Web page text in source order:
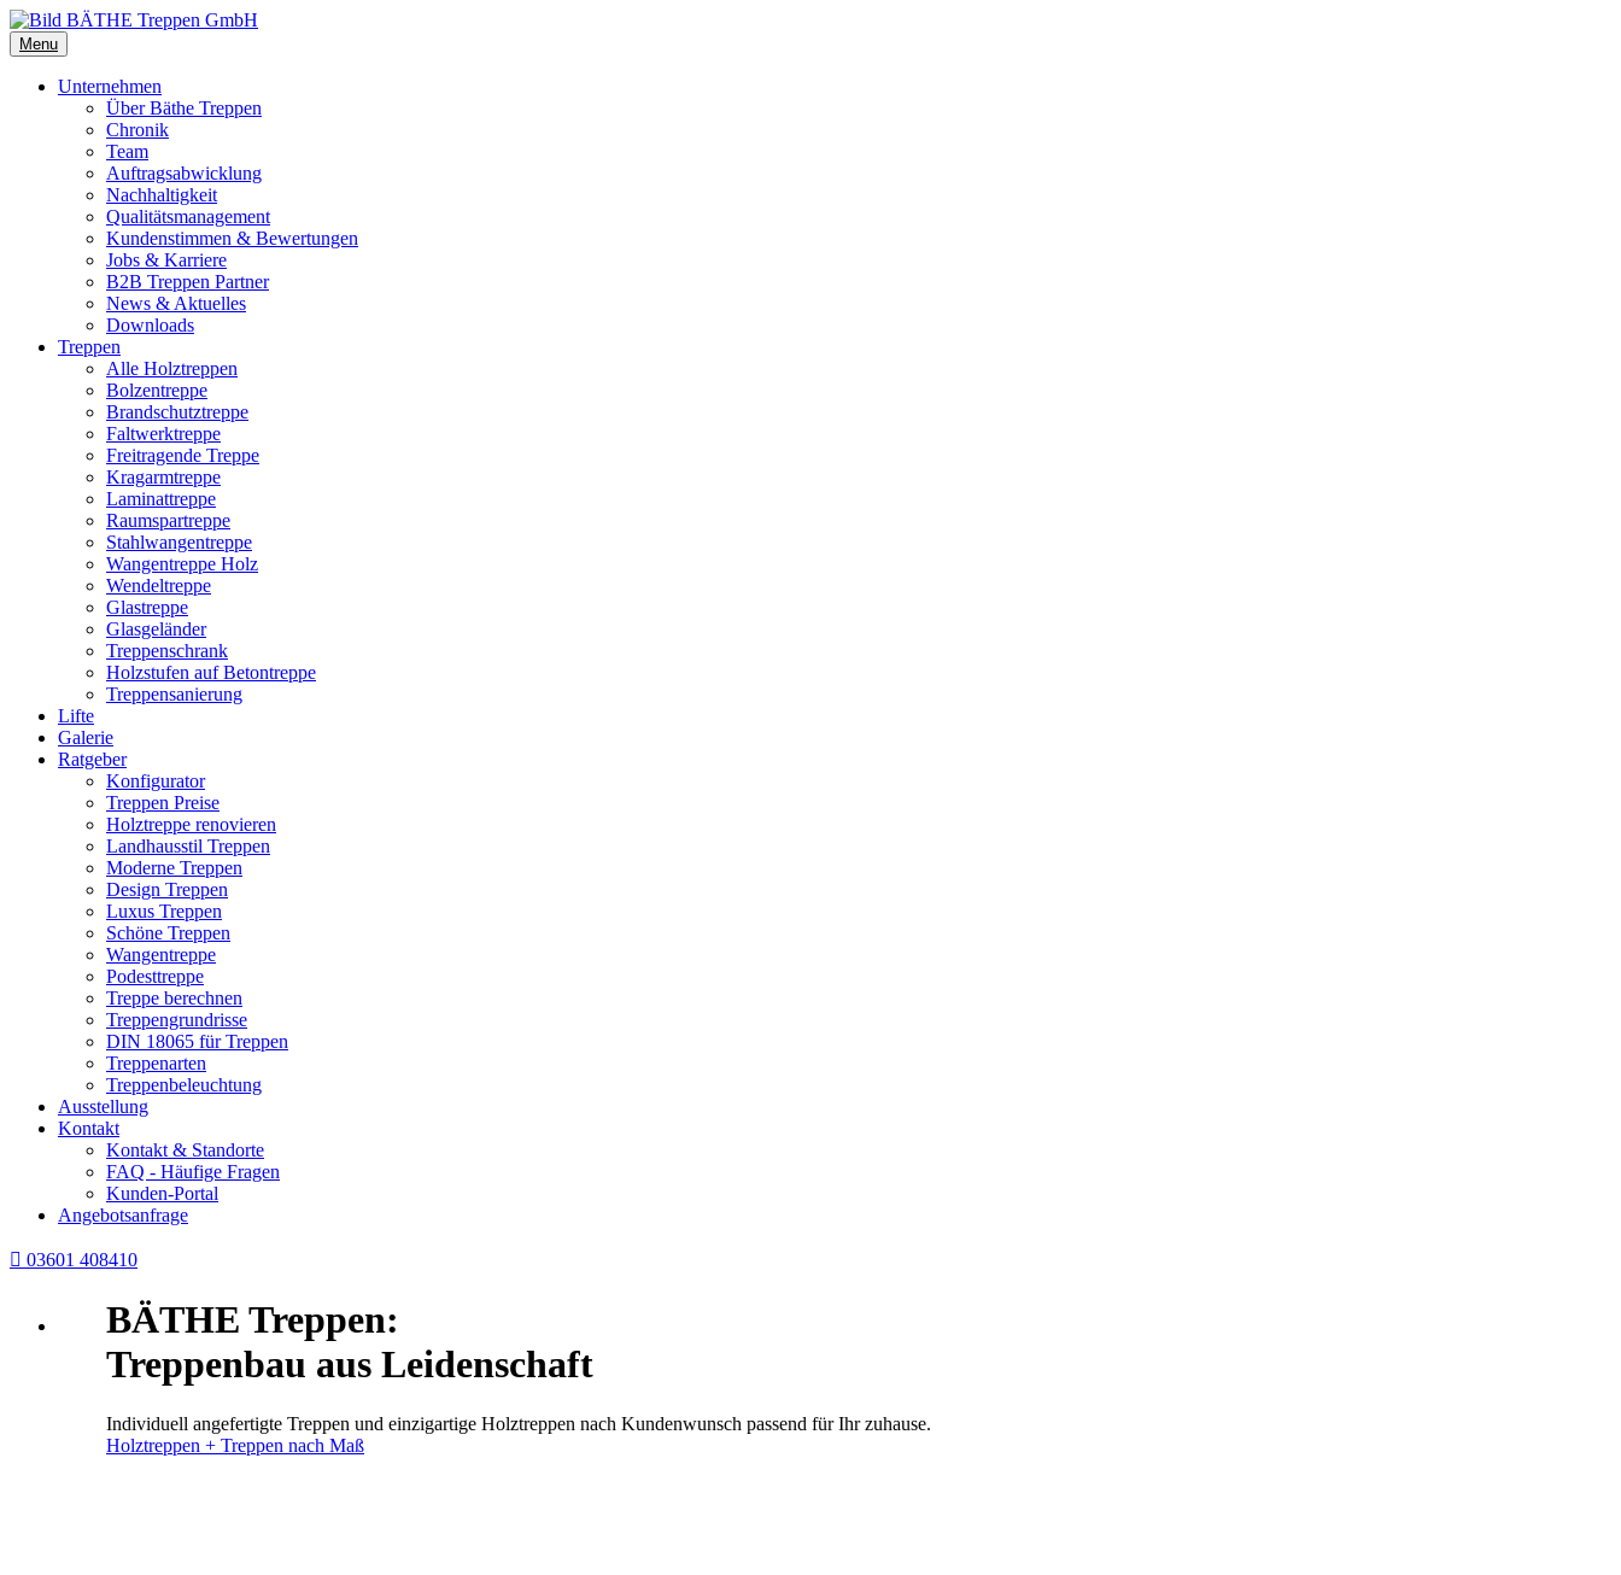
Menu
Unternehmen
Über Bäthe Treppen
Chronik
Team
Auftragsabwicklung
Nachhaltigkeit
Qualitätsmanagement
Kundenstimmen & Bewertungen
Jobs & Karriere
B2B Treppen Partner
News & Aktuelles
Downloads
Treppen
Alle Holztreppen
Bolzentreppe
Brandschutztreppe
Faltwerktreppe
Freitragende Treppe
Kragarmtreppe
Laminattreppe
Raumspartreppe
Stahlwangentreppe
Wangentreppe Holz
Wendeltreppe
Glastreppe
Glasgeländer
Treppenschrank
Holzstufen auf Betontreppe
Treppensanierung
Lifte
Galerie
Ratgeber
Konfigurator
Treppen Preise
Holztreppe renovieren
Landhausstil Treppen
Moderne Treppen
Design Treppen
Luxus Treppen
Schöne Treppen
Wangentreppe
Podesttreppe
Treppe berechnen
Treppengrundrisse
DIN 18065 für Treppen
Treppenarten
Treppenbeleuchtung
Ausstellung
Kontakt
Kontakt & Standorte
FAQ - Häufige Fragen
Kunden-Portal
Angebotsanfrage
 03601 408410
BÄTHE Treppen:
Treppenbau aus Leidenschaft
Individuell angefertigte Treppen und einzigartige Holztreppen nach Kundenwunsch passend für Ihr zuhause.
Holztreppen + Treppen nach Maß